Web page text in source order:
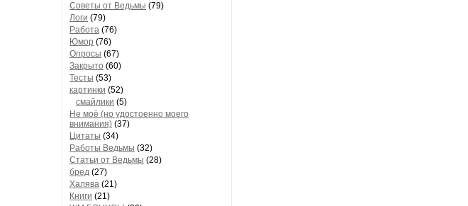
Советы от Ведьмы (79)
Логи (79)
Работа (76)
Юмор (76)
Опросы (67)
Закрыто (60)
Тесты (53)
картинки (52)
смайлики (5)
Не моё (но удостоенно моего
внимания) (37)
Цитаты (34)
Работы Ведьмы (32)
Статьи от Ведьмы (28)
бред (27)
Халява (21)
Книги (21)